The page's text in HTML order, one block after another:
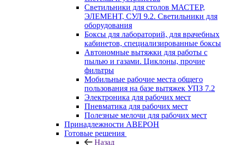
Светильники для столов МАСТЕР,
ЭЛЕМЕНТ, СУЛ 9.2. Светильники для
оборудования
Боксы для лабораторий, для врачебных
кабинетов, специализированные боксы
Автономные вытяжки для работы с
пылью и газами. Циклоны, прочие
фильтры
Мобильные рабочие места общего
пользования на базе вытяжек УПЗ 7.2
Электроника для рабочих мест
Пневматика для рабочих мест
Полезные мелочи для рабочих мест
Принадлежности АВЕРОН
Готовые решения
Назад